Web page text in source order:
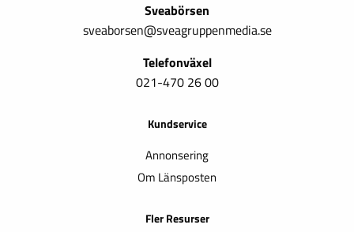
Sveabörsen
sveaborsen@sveagruppenmedia.se
Telefonväxel
021-470 26 00
Kundservice
Annonsering
Om Länsposten
Fler Resurser